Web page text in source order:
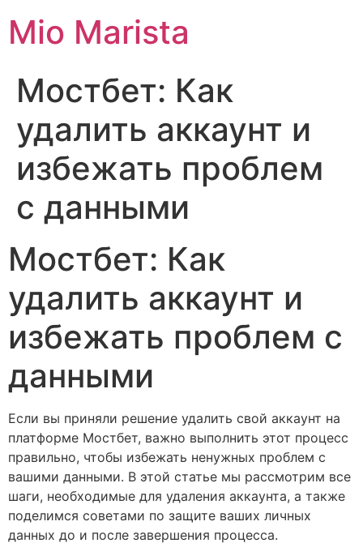
Mio Marista
Мостбет: Как
удалить аккаунт и
избежать проблем
с данными
Мостбет: Как
удалить аккаунт и
избежать проблем с
данными
Если вы приняли решение удалить свой аккаунт на
платформе Мостбет, важно выполнить этот процесс
правильно, чтобы избежать ненужных проблем с
вашими данными. В этой статье мы рассмотрим все
шаги, необходимые для удаления аккаунта, а также
поделимся советами по защите ваших личных
данных до и после завершения процесса.